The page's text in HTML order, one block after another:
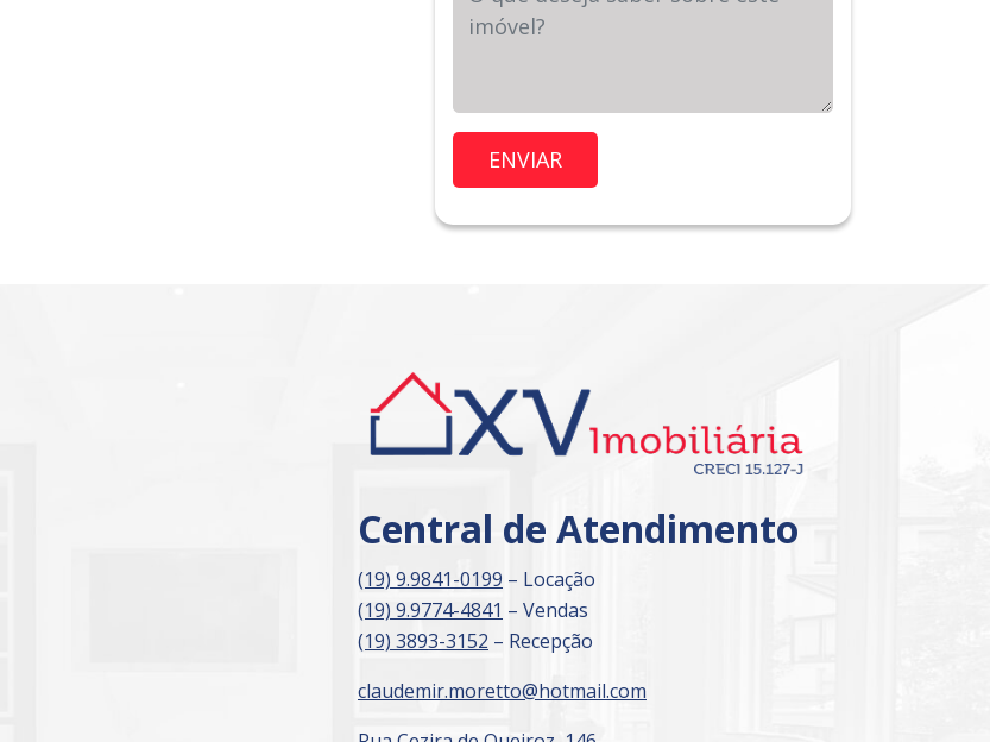
Imóvel de Interesse
Central de Atendimento
(19) 9.9841-0199 – Locação
(19) 9.9774-4841 – Vendas
(19) 3893-3152 – Recepção
claudemir.moretto@hotmail.com